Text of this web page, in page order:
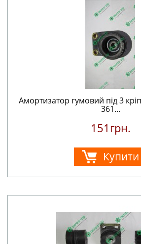
Амортизатор гумовий під 3
361...
151грн.
Купити